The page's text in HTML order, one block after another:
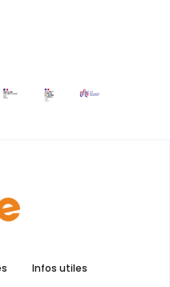
Infos utiles